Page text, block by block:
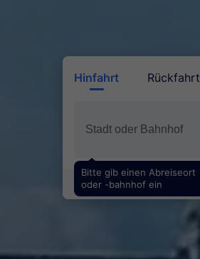
Hinfahrt Rückfahrt
Bitte gib einen Abreiseort
oder -bahnhof ein